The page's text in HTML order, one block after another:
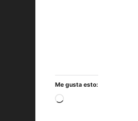
Me gusta esto:
Cargando...